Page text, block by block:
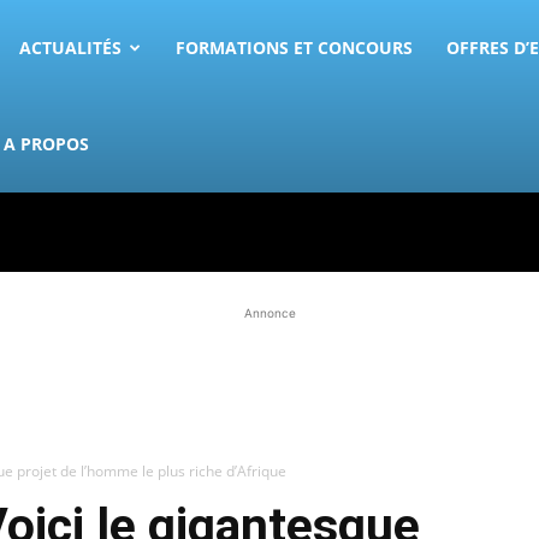
ACTUALITÉS FORMATIONS ET CONCOURS OFFRES
A PROPOS
Annonce
projet de l’homme le plus riche d’Afrique
le gigantesque